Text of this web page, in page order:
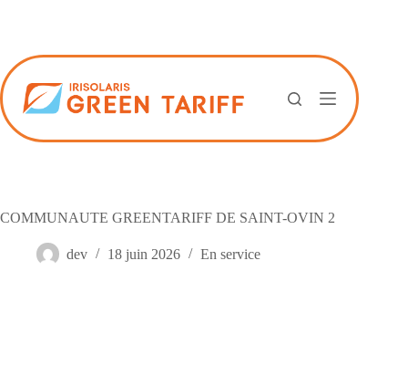
COMMUNAUTE GREENTARIFF DE SAINT-OVIN 2
dev 18 juin 2026 En service